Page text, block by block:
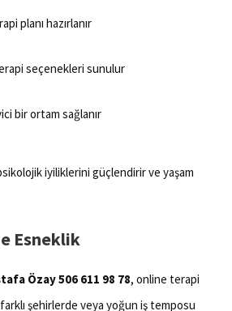
planı hazırlanır
seçenekleri sunulur
bir ortam sağlanır
iyiliklerini güçlendirir ve yaşam
Esneklik
Özay 506 611 98 78, online terapi
şehirlerde veya yoğun iş temposu